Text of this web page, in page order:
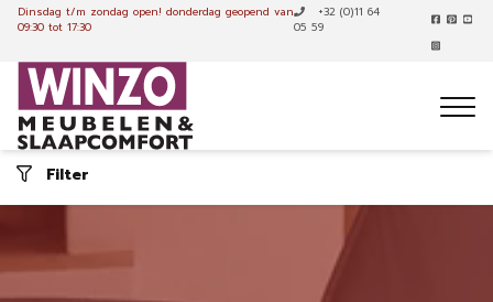
Dinsdag t/m zondag open! donderdag geopend van
09:30 tot 17:30
+32 (0)11 64
05 59
Filter